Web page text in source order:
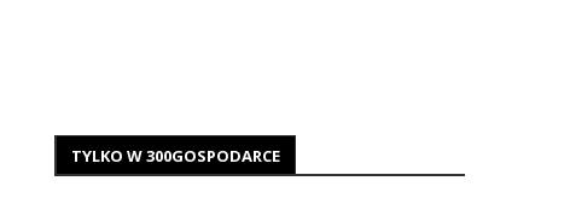
TYLKO W 300GOSPODARCE